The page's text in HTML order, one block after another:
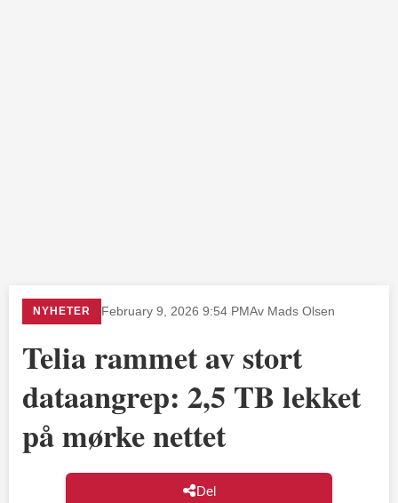
NYHETER February 9, 2026 9:54 PMAv Mads Olsen
Telia rammet av stort
dataangrep: 2,5 TB lekket
på mørke nettet
Del